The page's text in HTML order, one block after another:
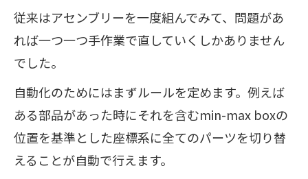
従来はアセンブリーを一度組んでみて、問題があ
れば一つ一つ手作業で直していくしかありません
でした。
自動化のためにはまずルールを定めます。例えば
ある部品があった時にそれを含むmin-max boxの
位置を基準とした座標系に全てのパーツを切り替
えることが自動で行えます。